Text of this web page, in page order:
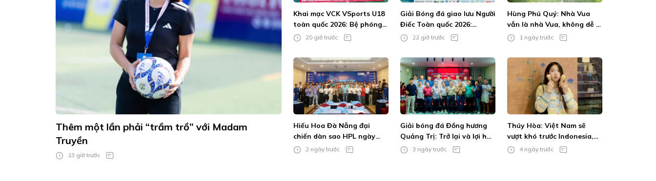
Thêm một lần phải “trầm trồ” với Madam
Truyền
13 giờ trước
Khai mạc VCK VSports U18
toàn quốc 2026: Bệ phóng
cho tài năng trẻ
20 giờ trước
Giải Bóng đá giao lưu Người
Điếc Toàn quốc 2026:
Không âm thanh vẫn bùng
22 giờ trước
Hùng Phú Quý: Nhà Vua
vẫn là nhà Vua, không dễ bị
lật đổ1 ngày trước
Hiếu Hoa Đà Nẵng đại
chiến dàn sao HPL ngày
khai màn DHF Cup 2026
2 ngày trước
Giải bóng đá Đồng hương
Quảng Trị: Trở lại và lợi hại
hơn xưa
3 ngày trước
Thúy Hòa: Việt Nam sẽ
vượt khó trước Indonesia,
mùa giải này sẽ là của MU
4 ngày trước